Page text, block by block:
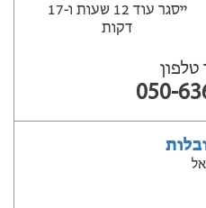
ייסגר עוד 12 שעות ‫ו-17
דקות
050-